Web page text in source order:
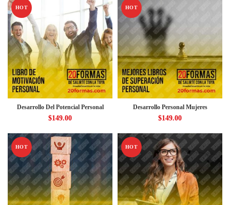
HOT
Desarrollo Del Potencial Personal
$149.00
HOT
Desarrollo Personal Mujeres
$149.00
HOT HOT